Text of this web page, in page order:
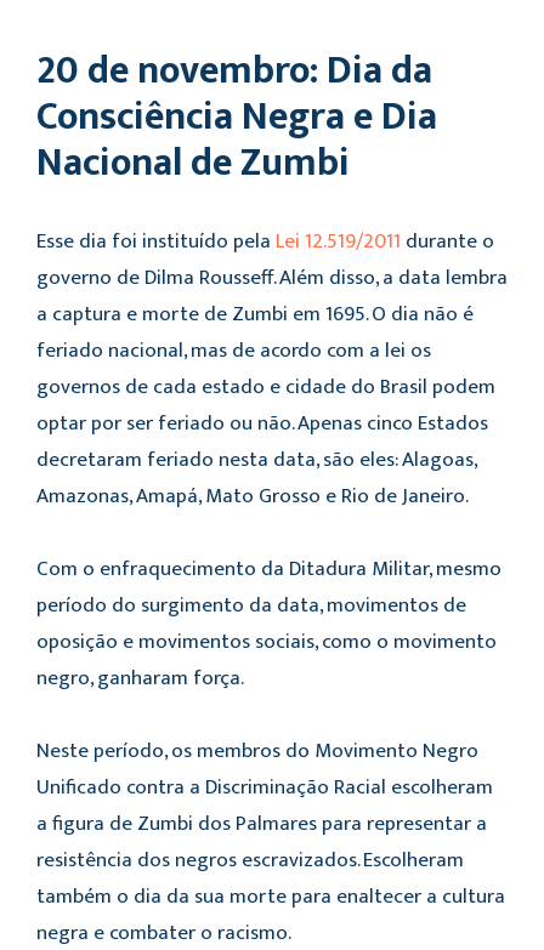
20 de novembro: Dia da
Consciência Negra e Dia
Nacional de Zumbi
Esse dia foi instituído pela Lei 12.519/2011 durante o
governo de Dilma Rousseff. Além disso, a data lembra
a captura e morte de Zumbi em 1695. O dia não é
feriado nacional, mas de acordo com a lei os
governos de cada estado e cidade do Brasil podem
optar por ser feriado ou não. Apenas cinco Estados
decretaram feriado nesta data, são eles: Alagoas,
Amazonas, Amapá, Mato Grosso e Rio de Janeiro.
Com o enfraquecimento da Ditadura Militar, mesmo
período do surgimento da data, movimentos de
oposição e movimentos sociais, como o movimento
negro, ganharam força.
Neste período, os membros do Movimento Negro
Unificado contra a Discriminação Racial escolheram
a figura de Zumbi dos Palmares para representar a
resistência dos negros escravizados. Escolheram
também o dia da sua morte para enaltecer a cultura
negra e combater o racismo.